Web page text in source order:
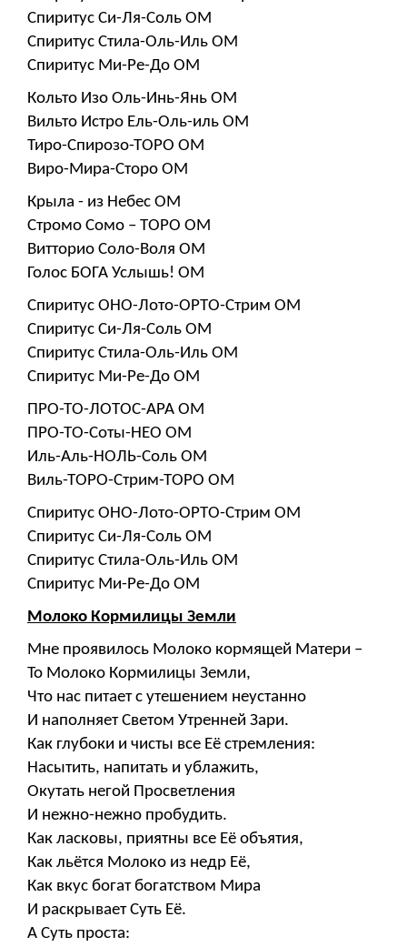
Спиритус Си-Ля-Соль ОМ
Спиритус Стила-Оль-Иль ОМ
Спиритус Ми-Ре-До ОМ
Кольто Изо Оль-Инь-Янь ОМ
Вильто Истро Ель-Оль-иль ОМ
Тиро-Спирозо-ТОРО ОМ
Виро-Мира-Сторо ОМ
Крыла - из Небес ОМ
Стромо Сомо – ТОРО ОМ
Витторио Соло-Воля ОМ
Голос БОГА Услышь! ОМ
Спиритус ОНО-Лото-ОРТО-Стрим ОМ
Спиритус Си-Ля-Соль ОМ
Спиритус Стила-Оль-Иль ОМ
Спиритус Ми-Ре-До ОМ
ПРО-ТО-ЛОТОС-АРА ОМ
ПРО-ТО-Соты-НЕО ОМ
Иль-Аль-НОЛЬ-Соль ОМ
Виль-ТОРО-Стрим-ТОРО ОМ
Спиритус ОНО-Лото-ОРТО-Стрим ОМ
Спиритус Си-Ля-Соль ОМ
Спиритус Стила-Оль-Иль ОМ
Спиритус Ми-Ре-До ОМ
Молоко Кормилицы Земли
Мне проявилось Молоко кормящей Матери –
То Молоко Кормилицы Земли,
Что нас питает с утешением неустанно
И наполняет Светом Утренней Зари.
Как глубоки и чисты все Её стремления:
Насытить, напитать и ублажить,
Окутать негой Просветления
И нежно-нежно пробудить.
Как ласковы, приятны все Её объятия,
Как льётся Молоко из недр Её,
Как вкус богат богатством Мира
И раскрывает Суть Её.
А Суть проста: